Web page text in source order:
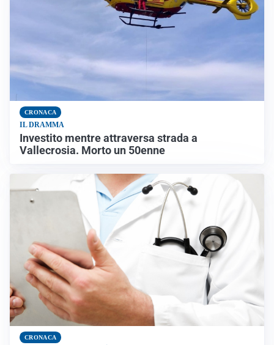
CRONACA
IL DRAMMA
Investito mentre attraversa strada a
Vallecrosia. Morto un 50enne
CRONACA